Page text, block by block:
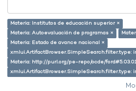
Materia: Institutos de educación superior ×
Materia: Autoevaluación de programas ×
Materia: Estado de avance nacional ×
Materia: http://purl.org/pe-repo/ocde/
xmlui.ArtifactBrowser.SimpleSearch.filter.type: